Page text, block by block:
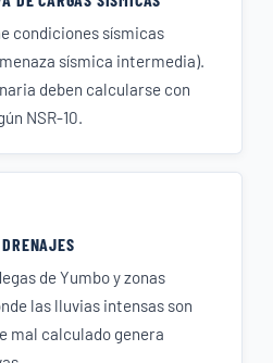
condiciones sísmicas
sísmica intermedia).
deben calcularse con
NSR-10.
de Yumbo y zonas
las lluvias intensas son
mal calculado genera